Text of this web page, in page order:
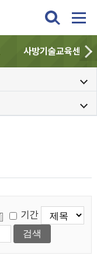
사방기술교육센터
기간